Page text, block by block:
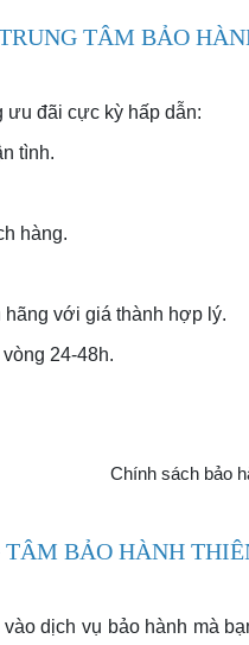
TÂM BẢO
đãi cực kỳ hấp dẫn:
tình.
hàng.
với giá thành hợp lý.
24-48h.
BẢO HÀNH
dịch vụ bảo hành mà